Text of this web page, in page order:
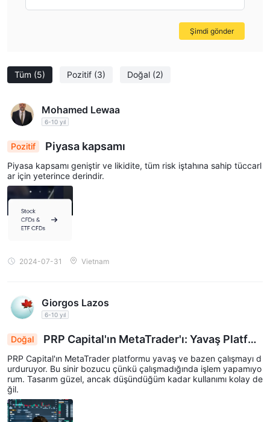
Tüm (5) Pozitif (3) Doğal (2)
Mohamed Lewaa
6-10 yıl
Pozitif Piyasa kapsamı
Piyasa kapsamı geniştir ve likidite, tüm risk iştahına sahip tüccarl
ar için yeterince derindir.
2024-07-31 Vietnam
Giorgos Lazos
6-10 yıl
Doğal
PRP Capital'ın MetaTrader'ı: Yavaş Platfor
m İşlemleri Durduruyor, Tasarım Kullanıcı Dostu
Olmaktan Uzak
PRP Capital'ın MetaTrader platformu yavaş ve bazen çalışmayı d
urduruyor. Bu sinir bozucu çünkü çalışmadığında işlem yapamıyo
rum. Tasarım güzel, ancak düşündüğüm kadar kullanımı kolay de
ğil.
Şimdi gönder